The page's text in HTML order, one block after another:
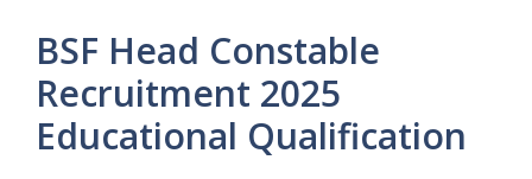
BSF Head Constable
Recruitment 2025
Educational Qualification